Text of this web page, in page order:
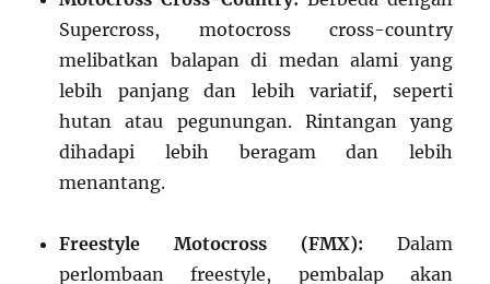
Supercross, motocross cross-country
melibatkan balapan di medan alami yang
lebih panjang dan lebih variatif, seperti
hutan atau pegunungan. Rintangan yang
dihadapi lebih beragam dan lebih
menantang.
Freestyle Motocross (FMX): Dalam
perlombaan freestyle, pembalap akan